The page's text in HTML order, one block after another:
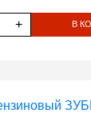
+ В